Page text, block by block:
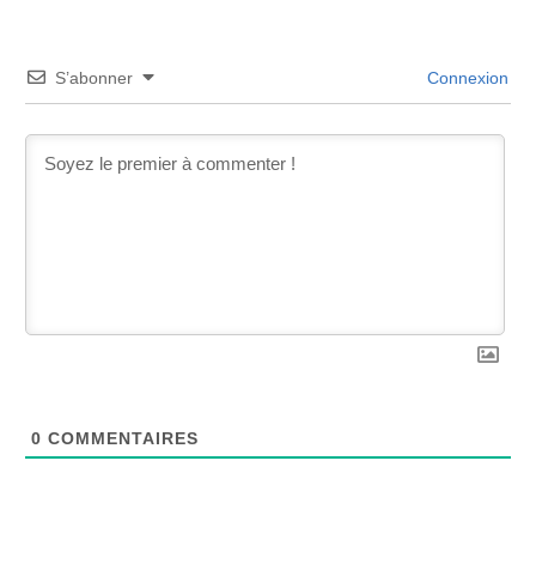
S’abonner Connexion
0 COMMENTAIRES